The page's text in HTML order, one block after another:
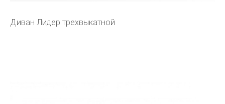
Диван Лидер трехвыкатной